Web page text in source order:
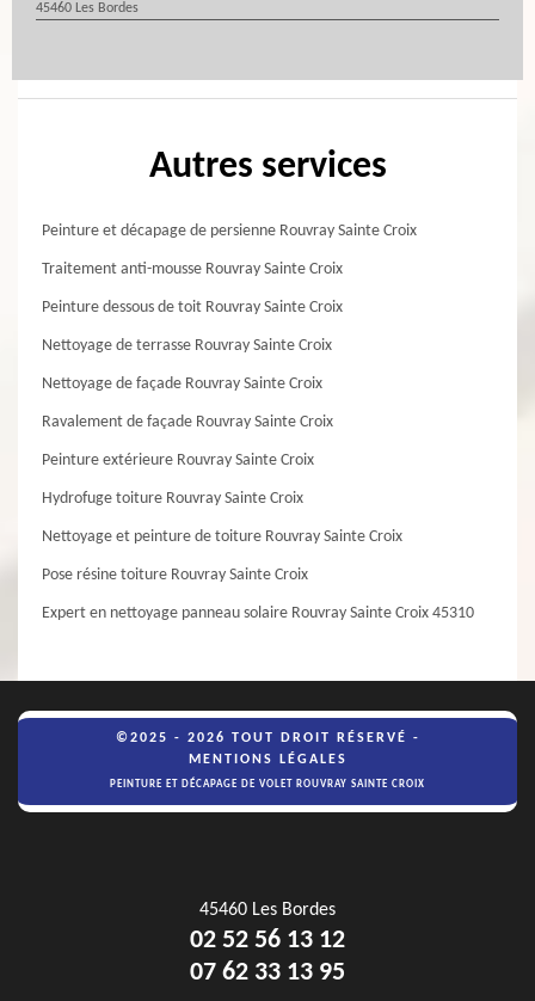
45460 Les Bordes
Autres services
Peinture et décapage de persienne Rouvray Sainte Croix
Traitement anti-mousse Rouvray Sainte Croix
Peinture dessous de toit Rouvray Sainte Croix
Nettoyage de terrasse Rouvray Sainte Croix
Nettoyage de façade Rouvray Sainte Croix
Ravalement de façade Rouvray Sainte Croix
Peinture extérieure Rouvray Sainte Croix
Hydrofuge toiture Rouvray Sainte Croix
Nettoyage et peinture de toiture Rouvray Sainte Croix
Pose résine toiture Rouvray Sainte Croix
Expert en nettoyage panneau solaire Rouvray Sainte Croix 45310
©2025 - 2026 TOUT DROIT RÉSERVÉ -
MENTIONS LÉGALES
PEINTURE ET DÉCAPAGE DE VOLET ROUVRAY SAINTE CROIX
45460 Les Bordes
02 52 56 13 12
07 62 33 13 95